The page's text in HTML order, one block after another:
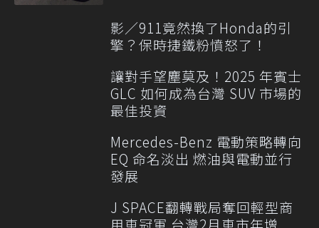
影／911竟然換了Honda的引
擎？保時捷鐵粉憤怒了！
讓對手望塵莫及！2025 年賓士
GLC 如何成為台灣 SUV 市場的
最佳投資
Mercedes-Benz 電動策略轉向
EQ 命名淡出 燃油與電動並行
發展
J SPACE翻轉戰局奪回輕型商
用車冠軍 台灣2月車市年增